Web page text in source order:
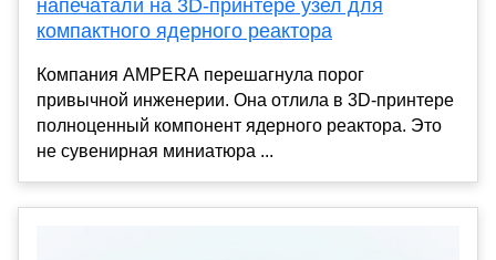
напечатали на 3D-принтере узел для
компактного ядерного реактора
Компания AMPERA перешагнула порог
привычной инженерии. Она отлила в 3D-принтере
полноценный компонент ядерного реактора. Это
не сувенирная миниатюра ...